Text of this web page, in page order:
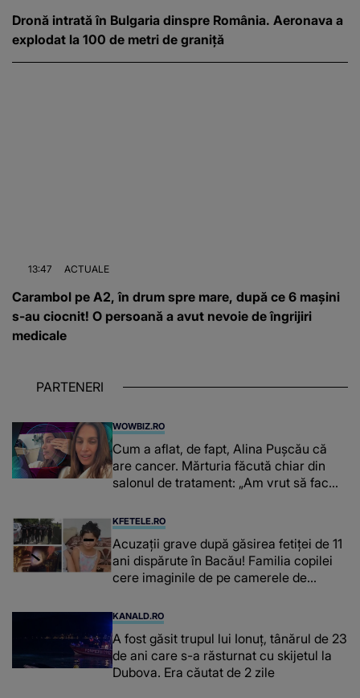
Dronă intrată în Bulgaria dinspre România. Aeronava a
explodat la 100 de metri de graniță
13:47 ACTUALE
Carambol pe A2, în drum spre mare, după ce 6 mașini
s-au ciocnit! O persoană a avut nevoie de îngrijiri
medicale
PARTENERI
WOWBIZ.RO
Cum a aflat, de fapt, Alina Pușcău că
are cancer. Mărturia făcută chiar din
salonul de tratament: „Am vrut să fac
înțepe sânul”
KFETELE.RO
Acuzații grave după găsirea fetiței de 11
ani dispărute în Bacău! Familia copilei
cere imaginile de pe camerele de
mea...”
KANALD.RO
A fost găsit trupul lui Ionuț, tânărul de 23
de ani care s-a răsturnat cu skijetul la
Dubova. Era căutat de 2 zile